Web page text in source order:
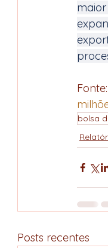
bolsa
Posts recentes